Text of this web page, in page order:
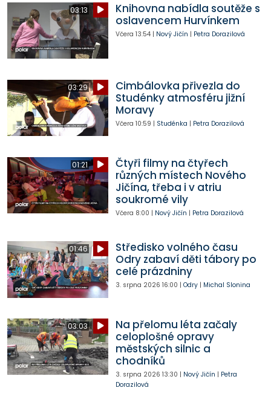
03:13
Knihovna nabídla soutěže s
oslavencem Hurvínkem
Včera 13:54| Nový Jičín | Petra Dorazilová
03:29
Cimbálovka přivezla do
Studénky atmosféru jižní
Moravy
Včera 10:59 | Studénka | Petra Dorazilová
01:21
Čtyři filmy na čtyřech
různých místech Nového
Jičína, třeba i v atriu
soukromé vily
Včera 8:00 | Nový Jičín | Petra Dorazilová
01:46
Středisko volného času
Odry zabaví děti tábory po
celé prázdniny
3. srpna 2026 16:00 | Odry| Michal Slonina
03:03
Na přelomu léta začaly
celoplošné opravy
městských silnic a
chodníků
3. srpna 2026 13:30 | Nový Jičín | Petra
Dorazilová